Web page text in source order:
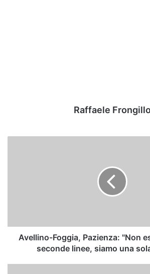
Raffaele Frongillo
linee,
siamoAvellino-Foggia, Pazienza: "Non
seconde linee, siamo una